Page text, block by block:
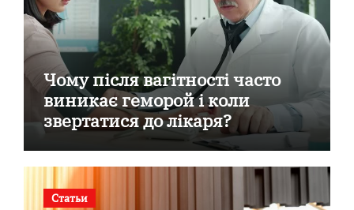
Чому після вагітності часто
виникає геморой і коли
звертатися до лікаря?
Статьи